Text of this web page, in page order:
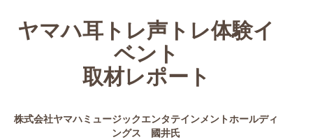
ヤマハ耳トレ声トレ体験イ
ベント
取材レポート
株式会社ヤマハミュージックエンタテインメントホールディ
ングス 國井氏